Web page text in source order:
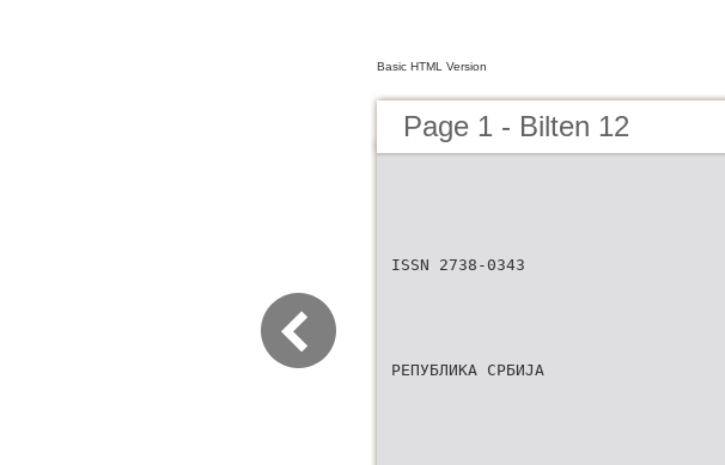
Basic HTML Version
Page 1 - Bilten 12
ISSN 2738-0343
РЕПУБЛИКА СРБИЈА